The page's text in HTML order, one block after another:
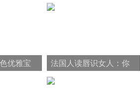
优雅宝
密
法国人读唇识女人：你
用什么颜色的口红？